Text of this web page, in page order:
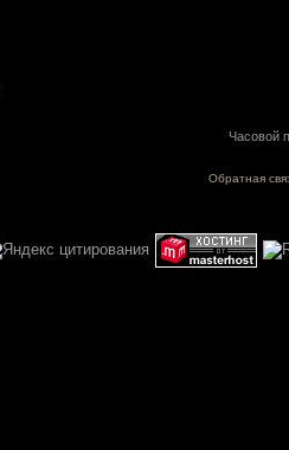
Часовой
Обратная